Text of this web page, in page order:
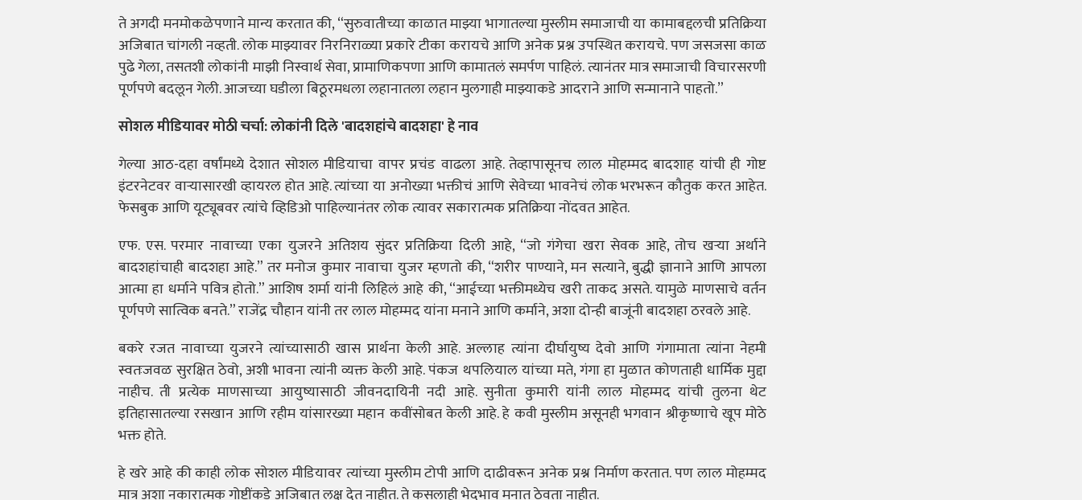
ते अगदी मनमोकळेपणाने मान्य करतात की, “सुरुवातीच्या काळात माझ्या भागातल्या मुस्लीम समाजाची या कामाबद्दलची प्रतिक्रिया
अजिबात चांगली नव्हती. लोक माझ्यावर निरनिराळ्या प्रकारे टीका करायचे आणि अनेक प्रश्न उपस्थित करायचे. पण जसजसा काळ
पुढे गेला, तसतशी लोकांनी माझी निस्वार्थ सेवा, प्रामाणिकपणा आणि कामातलं समर्पण पाहिलं. त्यानंतर मात्र समाजाची विचारसरणी
पूर्णपणे बदलून गेली. आजच्या घडीला बिठूरमधला लहानातला लहान मुलगाही माझ्याकडे आदराने आणि सन्मानाने पाहतो.”
सोशल मीडियावर मोठी चर्चा: लोकांनी दिले 'बादशहांचे बादशहा' हे नाव
गेल्या आठ-दहा वर्षांमध्ये देशात सोशल मीडियाचा वापर प्रचंड वाढला आहे. तेव्हापासूनच लाल मोहम्मद बादशाह यांची ही गोष्ट
इंटरनेटवर वाऱ्यासारखी व्हायरल होत आहे. त्यांच्या या अनोख्या भक्तीचं आणि सेवेच्या भावनेचं लोक भरभरून कौतुक करत आहेत.
फेसबुक आणि यूट्यूबवर त्यांचे व्हिडिओ पाहिल्यानंतर लोक त्यावर सकारात्मक प्रतिक्रिया नोंदवत आहेत.
एफ. एस. परमार नावाच्या एका युजरने अतिशय सुंदर प्रतिक्रिया दिली आहे, “जो गंगेचा खरा सेवक आहे, तोच खऱ्या अर्थाने
बादशहांचाही बादशहा आहे.” तर मनोज कुमार नावाचा युजर म्हणतो की, “शरीर पाण्याने, मन सत्याने, बुद्धी ज्ञानाने आणि आपला
आत्मा हा धर्माने पवित्र होतो.” आशिष शर्मा यांनी लिहिलं आहे की, “आईच्या भक्तीमध्येच खरी ताकद असते. यामुळे माणसाचे वर्तन
पूर्णपणे सात्विक बनते.” राजेंद्र चौहान यांनी तर लाल मोहम्मद यांना मनाने आणि कर्माने, अशा दोन्ही बाजूंनी बादशहा ठरवले आहे.
बकरे रजत नावाच्या युजरने त्यांच्यासाठी खास प्रार्थना केली आहे. अल्लाह त्यांना दीर्घायुष्य देवो आणि गंगामाता त्यांना नेहमी
स्वतःजवळ सुरक्षित ठेवो, अशी भावना त्यांनी व्यक्त केली आहे. पंकज थपलियाल यांच्या मते, गंगा हा मुळात कोणताही धार्मिक मुद्दा
नाहीच. ती प्रत्येक माणसाच्या आयुष्यासाठी जीवनदायिनी नदी आहे. सुनीता कुमारी यांनी लाल मोहम्मद यांची तुलना थेट
इतिहासातल्या रसखान आणि रहीम यांसारख्या महान कवींसोबत केली आहे. हे कवी मुस्लीम असूनही भगवान श्रीकृष्णाचे खूप मोठे
भक्त होते.
हे खरे आहे की काही लोक सोशल मीडियावर त्यांच्या मुस्लीम टोपी आणि दाढीवरून अनेक प्रश्न निर्माण करतात. पण लाल मोहम्मद